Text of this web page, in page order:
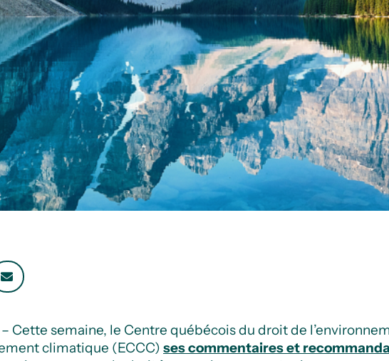
– Cette semaine, le Centre québécois du droit de
climatique (ECCC) ses commentaires et